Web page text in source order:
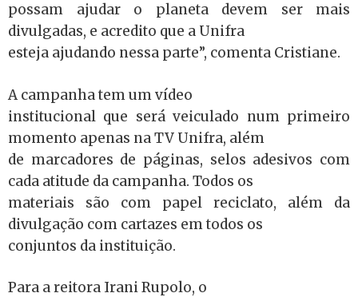
possam ajudar o planeta devem ser mais
divulgadas, e acredito que a Unifra
esteja ajudando nessa parte”, comenta Cristiane.
A campanha tem um vídeo
institucional que será veiculado num primeiro
momento apenas na TV Unifra, além
de marcadores de páginas, selos adesivos com
cada atitude da campanha. Todos os
materiais são com papel reciclato, além da
divulgação com cartazes em todos os
conjuntos da instituição.
Para a reitora Irani Rupolo, o